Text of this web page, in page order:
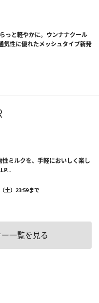
っと軽やかに。ウンナナクール
気性に優れたメッシュタイプ新発
性ミルクを、手軽においしく楽し
土）23:59まで
一覧を見る